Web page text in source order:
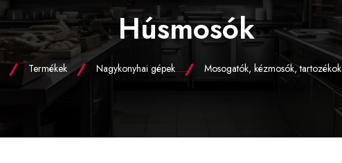
Húsmosók
Termékek Nagykonyhai gépek Mosogatók, kézmosók, tartozékok